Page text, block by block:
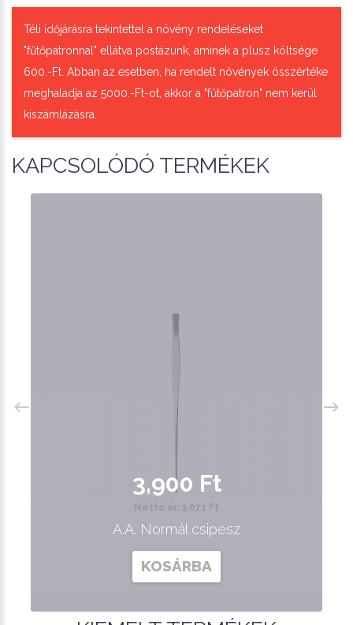
Téli időjárásra tekintettel a növény rendeléseket
"fűtőpatronnal" ellátva postázunk, aminek a plusz költsége
600.-Ft. Abban az esetben, ha rendelt növények összértéke
meghaladja az 5000.-Ft-ot, akkor a "fűtőpatron" nem kerül
kiszámlázásra.
KAPCSOLÓDÓ TERMÉKEK
3,900 Ft
Nettó ár: 3,071 Ft
A.A. Normál csipesz
KOSÁRBA